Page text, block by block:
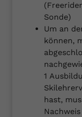
Sonde)
Um an
können,
1
hast,